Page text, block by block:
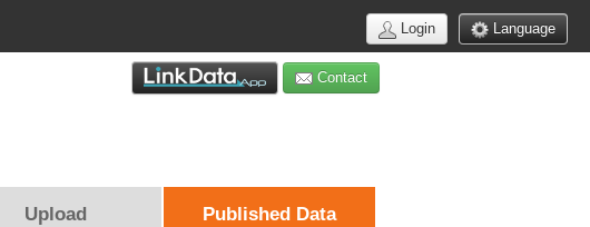
Language
Login
Contact
Upload Published Data